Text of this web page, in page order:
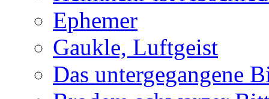
Ephemer
Gaukle, Luftgeist
Das untergegangene